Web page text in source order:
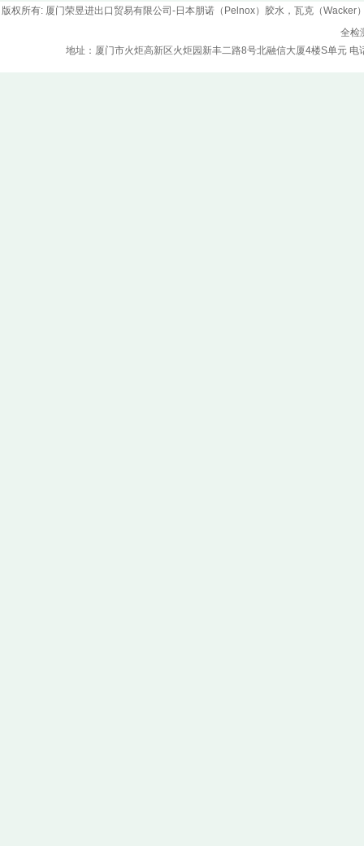
版权所有: 厦门荣昱进出口贸易有限公司-日本朋诺（Pelnox）胶水，瓦克（
全检
地址：厦门市火炬高新区火炬园新丰二路8号北融信大厦4楼S单元